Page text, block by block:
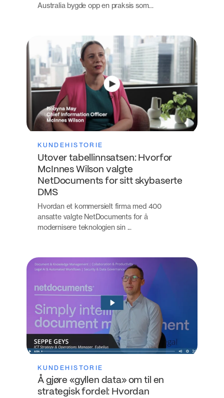
Australia bygde opp en praksis som…
KUNDEHISTORIE
Utover tabellinnsatsen: Hvorfor
McInnes Wilson valgte
NetDocuments for sitt skybaserte
DMS
Hvordan et kommersielt firma med 400
ansatte valgte NetDocuments for å
modernisere teknologien sin ...
KUNDEHISTORIE
Å gjøre «gyllen data» om til en
strategisk fordel: Hvordan